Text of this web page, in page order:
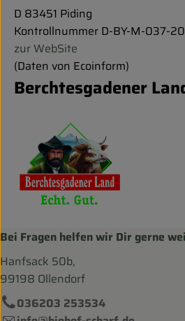
D 83451 Piding
Kontrollnummer D-BY-M-037-
zur WebSite
(Daten von Ecoinform)
Berchtesgadener
Bei Fragen helfen wir Dir gerne
Hanfsack 50b,
99198 Ollendorf
036203 253534